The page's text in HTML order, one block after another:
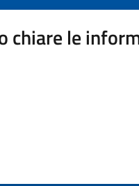
chiare le